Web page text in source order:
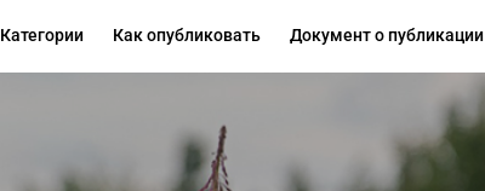
Категории Как опубликовать Документ о публикации